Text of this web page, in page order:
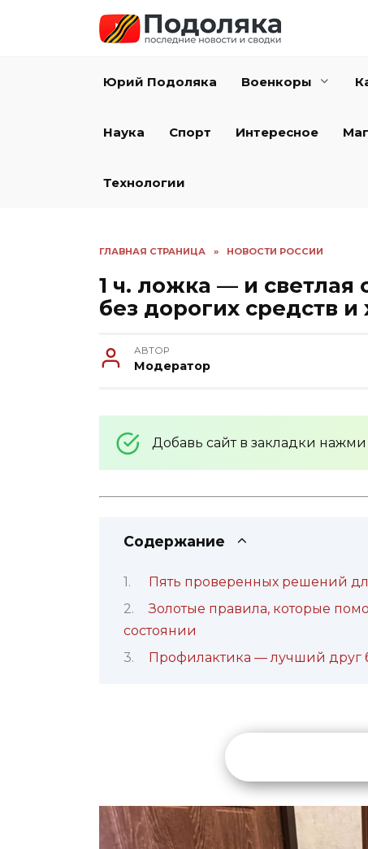
Юрий Подоляка Военкоры
Наука Спорт Интересное
Технологии
ГЛАВНАЯ СТРАНИЦА » НОВОСТИ РОССИИ
1 ч. ложка — и светлая
без дорогих средств и
АВТОР
Модератор
Добавь сайт в закладки нажми
Содержание
Пять проверенных решений
Золотые правила, которые
состоянии
Профилактика — лучший друг